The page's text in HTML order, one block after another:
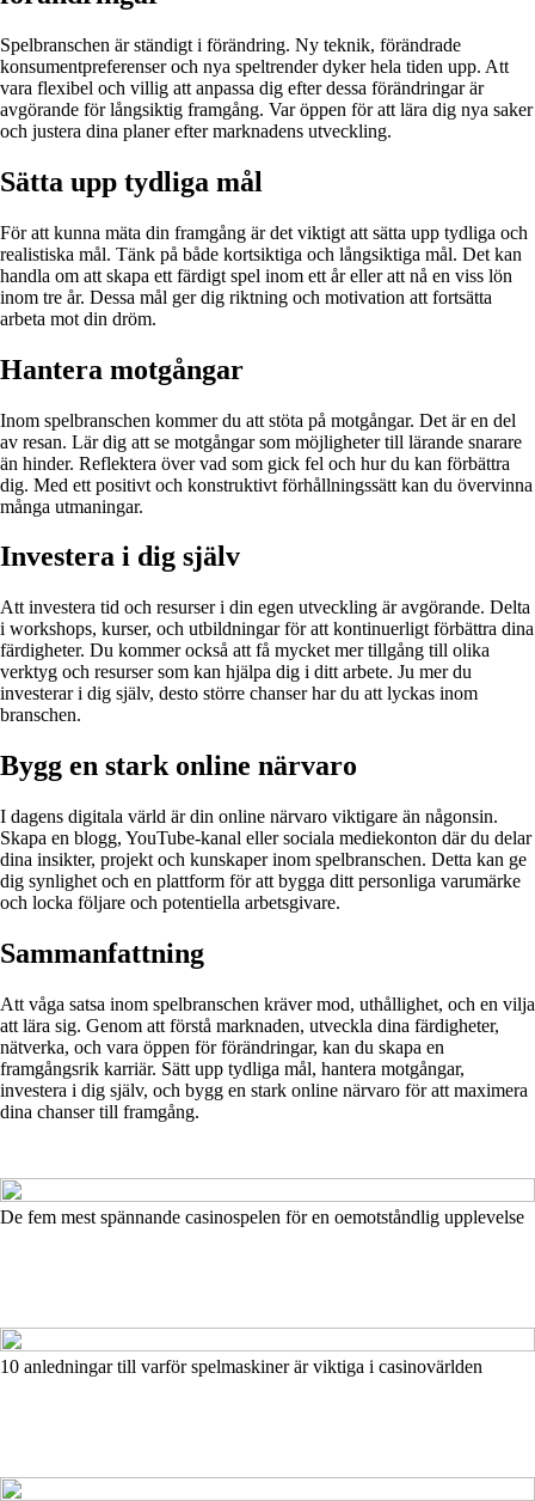
Spelbranschen är ständigt i förändring. Ny teknik, förändrade
konsumentpreferenser och nya speltrender dyker hela tiden upp. Att
vara flexibel och villig att anpassa dig efter dessa förändringar är
avgörande för långsiktig framgång. Var öppen för att lära dig nya saker
och justera dina planer efter marknadens utveckling.
Sätta upp tydliga mål
För att kunna mäta din framgång är det viktigt att sätta upp tydliga och
realistiska mål. Tänk på både kortsiktiga och långsiktiga mål. Det kan
handla om att skapa ett färdigt spel inom ett år eller att nå en viss lön
inom tre år. Dessa mål ger dig riktning och motivation att fortsätta
arbeta mot din dröm.
Hantera motgångar
Inom spelbranschen kommer du att stöta på motgångar. Det är en del
av resan. Lär dig att se motgångar som möjligheter till lärande snarare
än hinder. Reflektera över vad som gick fel och hur du kan förbättra
dig. Med ett positivt och konstruktivt förhållningssätt kan du övervinna
många utmaningar.
Investera i dig själv
Att investera tid och resurser i din egen utveckling är avgörande. Delta
i workshops, kurser, och utbildningar för att kontinuerligt förbättra dina
färdigheter. Du kommer också att få mycket mer tillgång till olika
verktyg och resurser som kan hjälpa dig i ditt arbete. Ju mer du
investerar i dig själv, desto större chanser har du att lyckas inom
branschen.
Bygg en stark online närvaro
I dagens digitala värld är din online närvaro viktigare än någonsin.
Skapa en blogg, YouTube-kanal eller sociala mediekonton där du delar
dina insikter, projekt och kunskaper inom spelbranschen. Detta kan ge
dig synlighet och en plattform för att bygga ditt personliga varumärke
och locka följare och potentiella arbetsgivare.
Sammanfattning
Att våga satsa inom spelbranschen kräver mod, uthållighet, och en vilja
att lära sig. Genom att förstå marknaden, utveckla dina färdigheter,
nätverka, och vara öppen för förändringar, kan du skapa en
framgångsrik karriär. Sätt upp tydliga mål, hantera motgångar,
investera i dig själv, och bygg en stark online närvaro för att maximera
dina chanser till framgång.
De fem mest spännande casinospelen för en oemotståndlig upplevelse
10 anledningar till varför spelmaskiner är viktiga i casinovärlden